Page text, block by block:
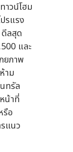
าวน์โฮม
รแรง
ลสุด
และ
ยภาพ
าม
ทรัล
น้าที่
รือ
แนว